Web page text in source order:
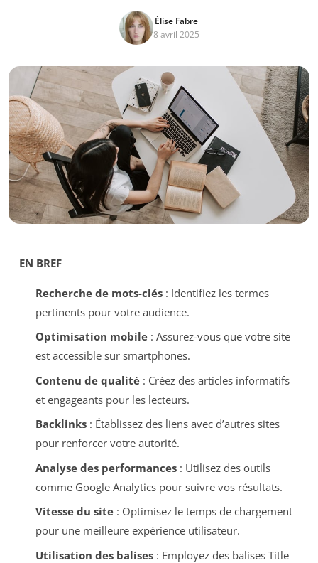
Élise Fabre
8 avril 2025
EN BREF
Recherche de mots-clés: Identifiez les termes
pertinents pour votre audience.
Optimisation mobile: Assurez-vous que votre site
est accessible sur smartphones.
Contenu de qualité: Créez des articles informatifs
et engageants pour les lecteurs.
Backlinks: Établissez des liens avec d’autres sites
pour renforcer votre autorité.
Analyse des performances: Utilisez des outils
comme Google Analytics pour suivre vos résultats.
Vitesse du site: Optimisez le temps de chargement
pour une meilleure expérience utilisateur.
Utilisation des balises: Employez des balises Title